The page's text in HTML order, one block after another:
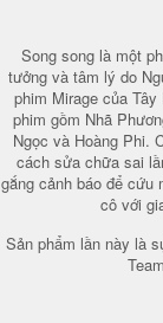
Song song là một
tưởng và tâm lý do
phim Mirage của
phim gồm Nhã
Ngọc và Hoàng Phi.
cách sửa chữa sai
gắng cảnh báo để cứu
cô với
Sản phẩm lần này là